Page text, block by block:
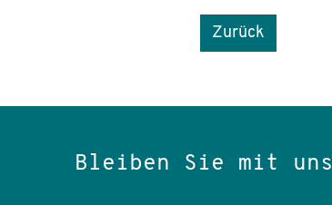
Zurück
Bleiben Sie mit